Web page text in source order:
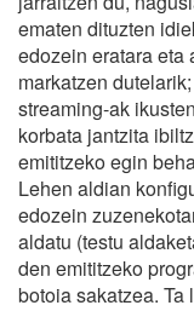
ematen dituzten
edozein eratara
markatzen
streaming-ak
korbata jantzita
emititzeko egin
Lehen aldian
edozein
aldatu (testu
den emititzeko
botoia sakatzea.